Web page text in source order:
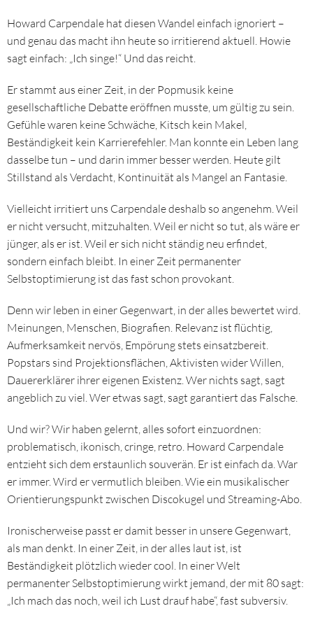
Howard Carpendale hat diesen Wandel einfach ignoriert –
und genau das macht ihn heute so irritierend aktuell. Howie
sagt einfach: „Ich singe!“ Und das reicht.
Er stammt aus einer Zeit, in der Popmusik keine
gesellschaftliche Debatte eröffnen musste, um gültig zu sein.
Gefühle waren keine Schwäche, Kitsch kein Makel,
Beständigkeit kein Karrierefehler. Man konnte ein Leben lang
dasselbe tun – und darin immer besser werden. Heute gilt
Stillstand als Verdacht, Kontinuität als Mangel an Fantasie.
Vielleicht irritiert uns Carpendale deshalb so angenehm. Weil
er nicht versucht, mitzuhalten. Weil er nicht so tut, als wäre er
jünger, als er ist. Weil er sich nicht ständig neu erfindet,
sondern einfach bleibt. In einer Zeit permanenter
Selbstoptimierung ist das fast schon provokant.
Denn wir leben in einer Gegenwart, in der alles bewertet wird.
Meinungen, Menschen, Biografien. Relevanz ist flüchtig,
Aufmerksamkeit nervös, Empörung stets einsatzbereit.
Popstars sind Projektionsflächen, Aktivisten wider Willen,
Dauererklärer ihrer eigenen Existenz. Wer nichts sagt, sagt
angeblich zu viel. Wer etwas sagt, sagt garantiert das Falsche.
Und wir? Wir haben gelernt, alles sofort einzuordnen:
problematisch, ikonisch, cringe, retro. Howard Carpendale
entzieht sich dem erstaunlich souverän. Er ist einfach da. War
er immer. Wird er vermutlich bleiben. Wie ein musikalischer
Orientierungspunkt zwischen Discokugel und Streaming-Abo.
Ironischerweise passt er damit besser in unsere Gegenwart,
als man denkt. In einer Zeit, in der alles laut ist, ist
Beständigkeit plötzlich wieder cool. In einer Welt
permanenter Selbstoptimierung wirkt jemand, der mit 80 sagt:
„Ich mach das noch, weil ich Lust drauf habe“, fast subversiv.